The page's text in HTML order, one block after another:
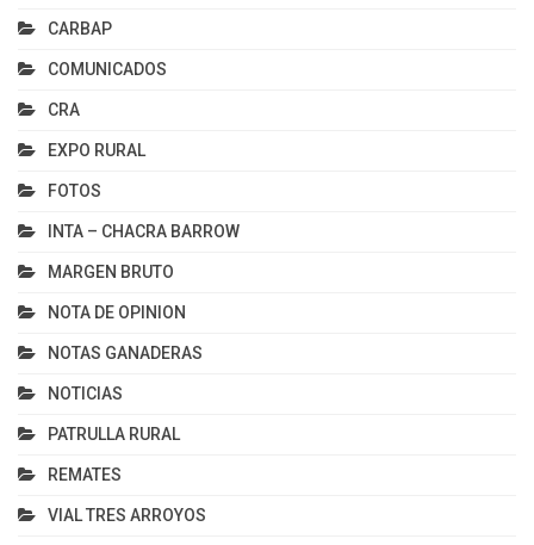
CARBAP
COMUNICADOS
CRA
EXPO RURAL
FOTOS
INTA – CHACRA BARROW
MARGEN BRUTO
NOTA DE OPINION
NOTAS GANADERAS
NOTICIAS
PATRULLA RURAL
REMATES
VIAL TRES ARROYOS